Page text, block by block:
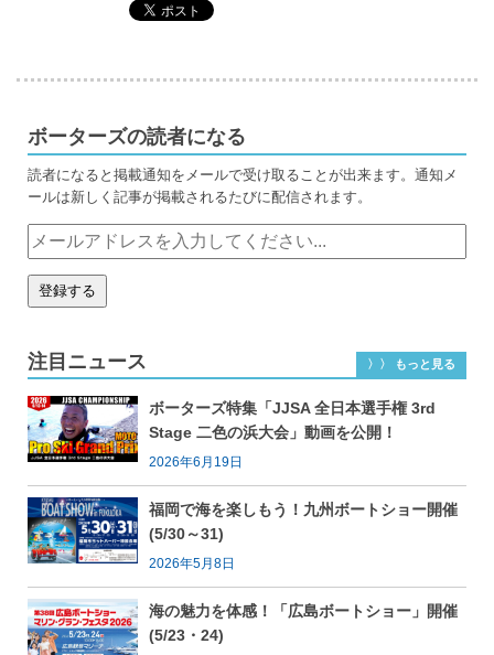
ボーターズの読者になる
読者になると掲載通知をメールで受け取ることが出来ます。通知メ
ールは新しく記事が掲載されるたびに配信されます。
注目ニュース 〉〉 もっと見る
ボーターズ特集「JJSA 全日本選手権 3rd
Stage 二色の浜大会」動画を公開！
2026年6月19日
福岡で海を楽しもう！九州ボートショー開催
(5/30～31)
2026年5月8日
海の魅力を体感！「広島ボートショー」開催
(5/23・24)